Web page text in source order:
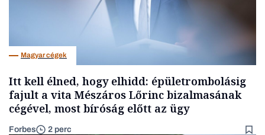
Magyar cégek
Itt kell élned, hogy elhidd: épületrombolásig
fajult a vita Mészáros Lőrinc bizalmasának
cégével, most bíróság előtt az ügy
Forbes 2 perc